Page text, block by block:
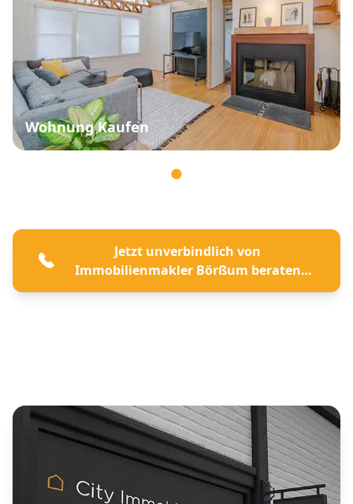
Wohnung Kaufen
Jetzt unverbindlich von
Immobilienmakler Börßum beraten
lassen